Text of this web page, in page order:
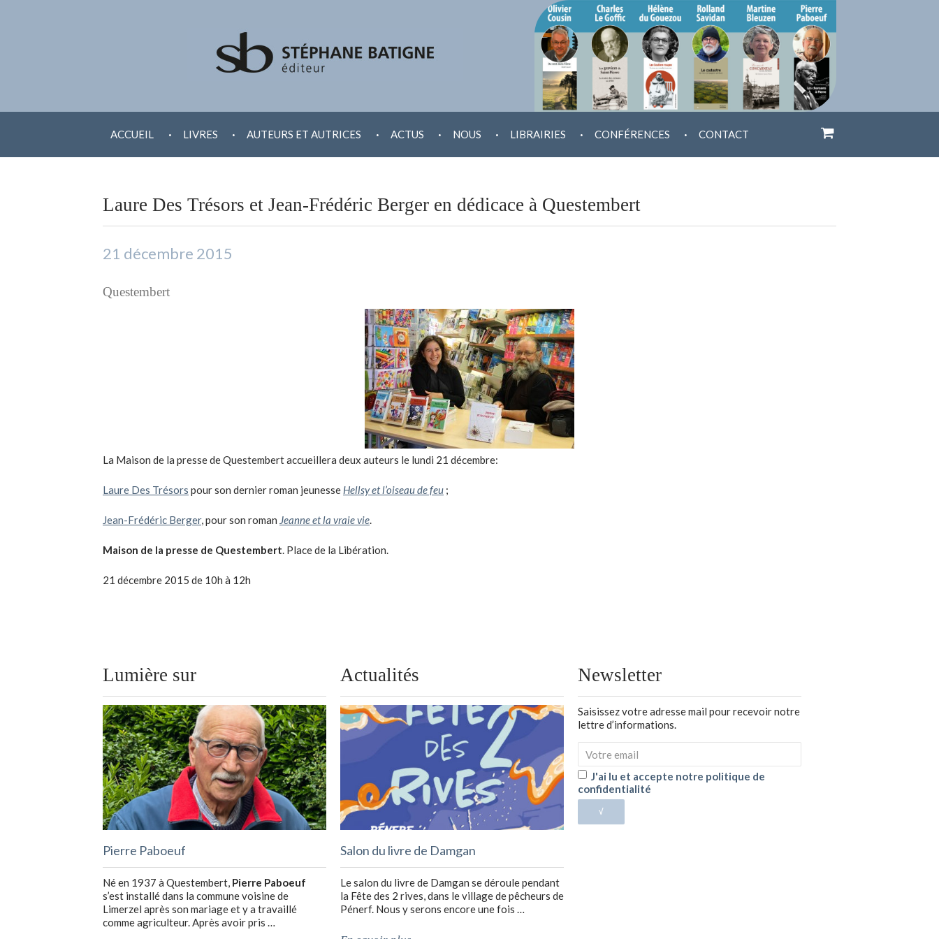
AU
ACCUEIL . LIVRES . AUTEURS ET AUTRICES . ACTUS . NOUS . LIBRAIRIES . CONFÉRENCES . CONTACT
Laure Des Trésors et Jean-Frédéric Berger en dédicace à Questembert
21 décembre 2015
Questembert
La Maison de la presse de Questembert accueillera deux auteurs le lundi 21 décembre:
Laure Des Trésors pour son dernier roman jeunesse Hellsy et l’oiseau de feu ;
Jean-Frédéric Berger, pour son roman Jeanne et la vraie vie.
Maison de la presse de Questembert. Place de la Libération.
21 décembre 2015 de 10h à 12h
Lumière sur
Pierre Paboeuf
Né en 1937 à Questembert, Pierre Paboeuf
s’est installé dans la commune voisine de
Limerzel après son mariage et y a travaillé
comme agriculteur. Après avoir pris …
Actualités
Salon du livre de Damgan
Le salon du livre de Damgan se déroule pendant
la Fête des 2 rives, dans le village de pêcheurs de
Pénerf. Nous y serons encore une fois …
Newsletter
Saisissez votre adresse mail pour recevoir notre
lettre d’informations.
J'ai lu et accepte notre politique de
confidentialité
√